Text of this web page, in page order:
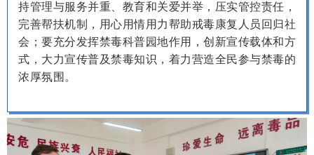
持管理与服务并重、教育和关爱并举，压实管控责任，
完善帮扶机制，用心用情用力帮助戒毒康复人员回归社
会；要充分发挥禁毒科普园地作用，创新宣传载体和方
式，大力宣传普及禁毒知识，着力营造全民参与禁毒的
浓厚氛围。